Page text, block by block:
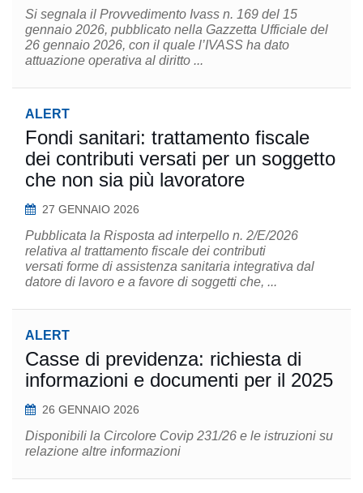
Si segnala il Provvedimento Ivass n. 169 del 15
gennaio 2026, pubblicato nella Gazzetta Ufficiale del
26 gennaio 2026, con il quale l’IVASS ha dato
attuazione operativa al diritto ...
ALERT
Fondi sanitari: trattamento fiscale
dei contributi versati per un soggetto
che non sia più lavoratore
27 GENNAIO 2026
Pubblicata la Risposta ad interpello n. 2/E/2026
relativa al trattamento fiscale dei contributi
versati forme di assistenza sanitaria integrativa dal
datore di lavoro e a favore di soggetti che, ...
ALERT
Casse di previdenza: richiesta di
informazioni e documenti per il 2025
26 GENNAIO 2026
Disponibili la Circolore Covip 231/26 e le istruzioni su
relazione altre informazioni